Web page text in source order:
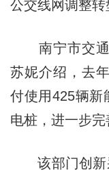
公交线网调整转
南宁市交通
苏妮介绍，去
付使用425辆新
电桩，进一步完
该部门创新